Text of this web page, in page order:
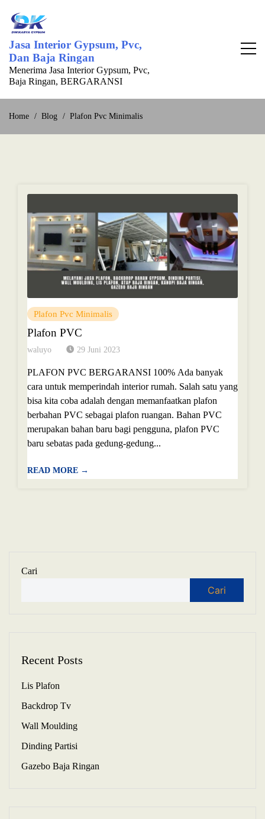
content
Jasa Interior Gypsum, Pvc,
Dan Baja Ringan
Menerima Jasa Interior Gypsum, Pvc,
Baja Ringan, BERGARANSI
Home Blog Plafon Pvc Minimalis
Plafon Pvc Minimalis
Plafon PVC
waluyo 29 Juni 2023
PLAFON PVC BERGARANSI 100% Ada banyak
cara untuk memperindah interior rumah. Salah satu yang
bisa kita coba adalah dengan memanfaatkan plafon
berbahan PVC sebagai plafon ruangan. Bahan PVC
merupakan bahan baru bagi pengguna, plafon PVC
baru sebatas pada gedung-gedung...
READ MORE →
Cari
Cari
Recent Posts
Lis Plafon
Backdrop Tv
Wall Moulding
Dinding Partisi
Gazebo Baja Ringan